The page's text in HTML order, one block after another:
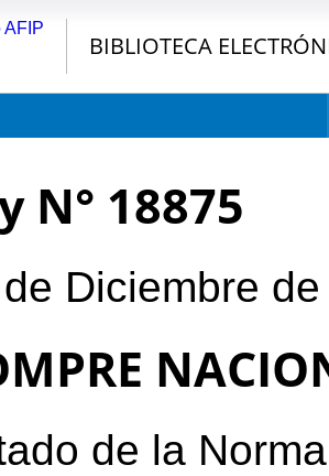
BIBLIOTECA
N° 18875
Diciembre
de la